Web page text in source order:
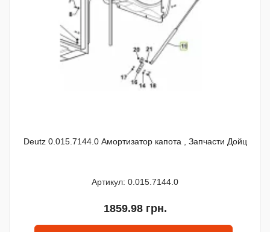
Deutz 0.015.7144.0 Амортизатор капота , Запчасти Дойц
Артикул: 0.015.7144.0
1859.98 грн.